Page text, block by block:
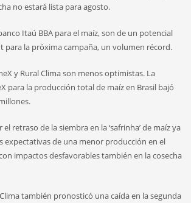
no estará lista para agosto.
Itaú BBA para el maíz, son de un potencial
para la próxima campaña, un volumen récord.
y Rural Clima son menos optimistas. La
para la producción total de maíz en Brasil bajó
retraso de la siembra en la ‘safrinha’ de maíz ya
expectativas de una menor producción en el
impactos desfavorables también en la cosecha
también pronosticó una caída en la segunda